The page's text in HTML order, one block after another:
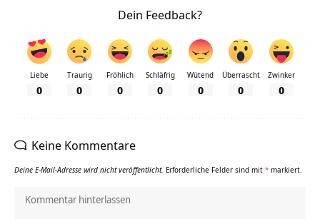
Dein Feedback?
Liebe
0
Traurig
0
Fröhlich
0
Schläfrig
0
Wütend
0
Überrascht
0
Zwinker
0
Keine Kommentare
Deine E-Mail-Adresse wird nicht veröffentlicht. Erforderliche Felder sind mit * markiert.